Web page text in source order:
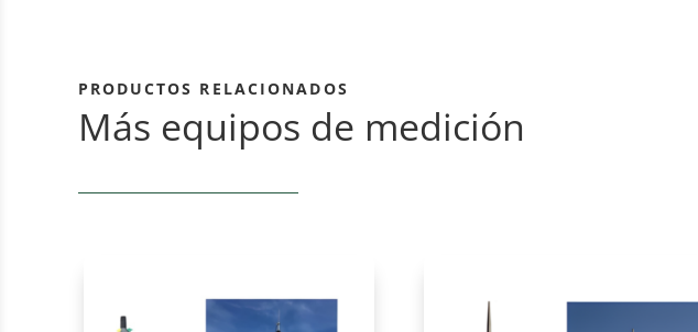
PRODUCTOS RELACIONADOS
Más equipos de medición